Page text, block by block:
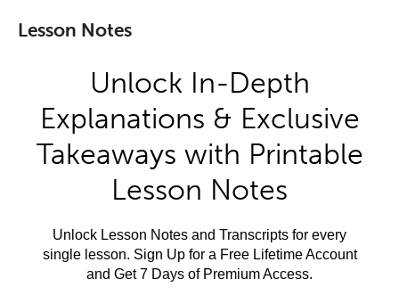
Lesson Notes
Unlock In-Depth
Explanations & Exclusive
Takeaways with Printable
Lesson Notes
Unlock Lesson Notes and Transcripts for every
single lesson. Sign Up for a Free Lifetime Account
and Get 7 Days of Premium Access.